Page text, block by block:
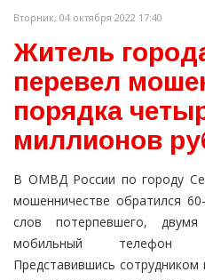
Вторник, 04 октября 2022 17:40
Житель
перевел
порядка
миллионов
В ОМВД России по городу
мошенничестве обратился
слов потерпевшего,
мобильный телефон
Представившись